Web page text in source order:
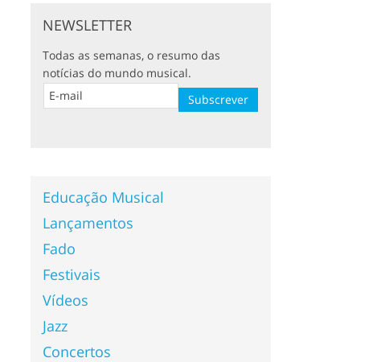
NEWSLETTER
Todas as semanas, o resumo das
notícias do mundo musical.
Educação Musical
Lançamentos
Fado
Festivais
Vídeos
Jazz
Concertos